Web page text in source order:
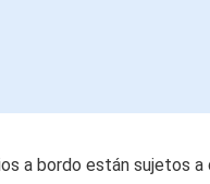
a bordo están sujetos a